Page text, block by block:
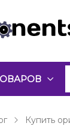
Купить